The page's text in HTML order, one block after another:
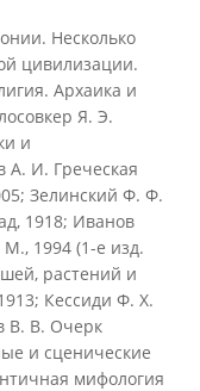
Несколько
цивилизации.
Архаика и
Я. Э.
и
А. И. Греческая
Зелинский Ф. Ф.
1918; Иванов
1994 (1-е изд.
растений и
Кессиди Ф. X.
В. В. Очерк
и сценические
мифология